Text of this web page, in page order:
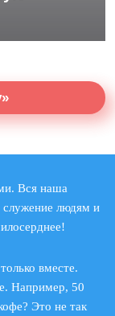
Вся наша
людям и
вместе.
Например, 50
Это не так